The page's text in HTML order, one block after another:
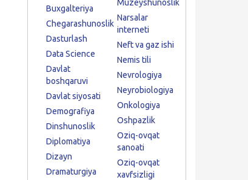
Buxgalteriya
Chegarashunoslik
Dasturlash
Data Science
Davlat
boshqaruvi
Davlat siyosati
Demografiya
Dinshunoslik
Diplomatiya
Dizayn
Dramaturgiya
Muzeyshunoslik
Narsalar
interneti
Neft va gaz ishi
Nemis tili
Nevrologiya
Neyrobiologiya
Onkologiya
Oshpazlik
Oziq-ovqat
sanoati
Oziq-ovqat
xavfsizligi